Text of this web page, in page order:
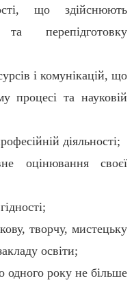
що здійснюють
перепідготовку
і комунікацій, що
процесі та науковій
діяльності;
оцінювання своєї
творчу, мистецьку
освіти;
одного року не більше